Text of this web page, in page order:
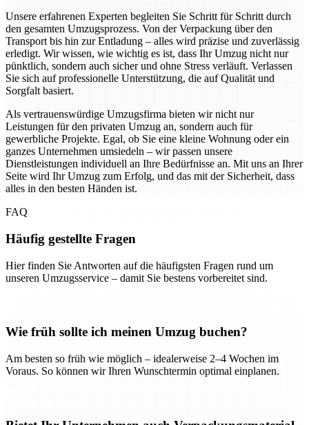
Unsere erfahrenen Experten begleiten Sie Schritt für Schritt durch
den gesamten Umzugsprozess. Von der Verpackung über den
Transport bis hin zur Entladung – alles wird präzise und zuverlässig
erledigt. Wir wissen, wie wichtig es ist, dass Ihr Umzug nicht nur
pünktlich, sondern auch sicher und ohne Stress verläuft. Verlassen
Sie sich auf professionelle Unterstützung, die auf Qualität und
Sorgfalt basiert.
Als vertrauenswürdige Umzugsfirma bieten wir nicht nur
Leistungen für den privaten Umzug an, sondern auch für
gewerbliche Projekte. Egal, ob Sie eine kleine Wohnung oder ein
ganzes Unternehmen umsiedeln – wir passen unsere
Dienstleistungen individuell an Ihre Bedürfnisse an. Mit uns an Ihrer
Seite wird Ihr Umzug zum Erfolg, und das mit der Sicherheit, dass
alles in den besten Händen ist.
FAQ
Häufig gestellte Fragen
Hier finden Sie Antworten auf die häufigsten Fragen rund um
unseren Umzugsservice – damit Sie bestens vorbereitet sind.
Wie früh sollte ich meinen Umzug buchen?
Am besten so früh wie möglich – idealerweise 2–4 Wochen im
Voraus. So können wir Ihren Wunschtermin optimal einplanen.